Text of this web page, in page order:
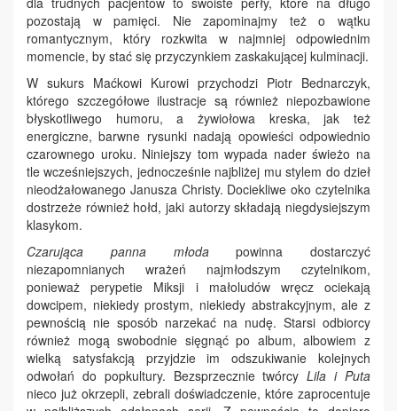
pozostają w pamięci. Nie zapominajmy też o wątku
romantycznym, który rozkwita w najmniej odpowiednim
momencie, by stać się przyczynkiem zaskakującej kulminacji.
W sukurs Maćkowi Kurowi przychodzi Piotr Bednarczyk,
którego szczegółowe ilustracje są również niepozbawione
błyskotliwego humoru, a żywiołowa kreska, jak też
energiczne, barwne rysunki nadają opowieści odpowiednio
czarownego uroku. Niniejszy tom wypada nader świeżo na
tle wcześniejszych, jednocześnie najbliżej mu stylem do dzieł
nieodżałowanego Janusza Christy. Dociekliwe oko czytelnika
dostrzeże również hołd, jaki autorzy składają niegdysiejszym
klasykom.
Czarująca panna młodapowinna dostarczyć
niezapomnianych wrażeń najmłodszym czytelnikom,
ponieważ perypetie Miksji i małoludów wręcz ociekają
dowcipem, niekiedy prostym, niekiedy abstrakcyjnym, ale z
pewnością nie sposób narzekać na nudę. Starsi odbiorcy
również mogą swobodnie sięgnąć po album, albowiem z
wielką satysfakcją przyjdzie im odszukiwanie kolejnych
odwołań do popkultury. Bezsprzecznie twórcyLila i Puta
nieco już okrzepli, zebrali doświadczenie, które zaprocentuje